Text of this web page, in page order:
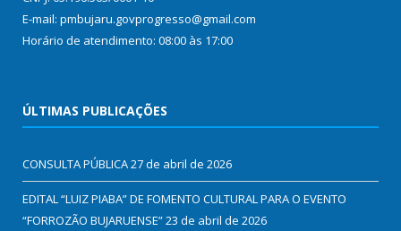
E-mail: pmbujaru.govprogresso@gmail.com
Horário de atendimento: 08:00 às 17:00
ÚLTIMAS PUBLICAÇÕES
CONSULTA PÚBLICA27 de abril de 2026
EDITAL “LUIZ PIABA” DE FOMENTO CULTURAL PARA O EVENTO
“FORROZÃO BUJARUENSE”23 de abril de 2026